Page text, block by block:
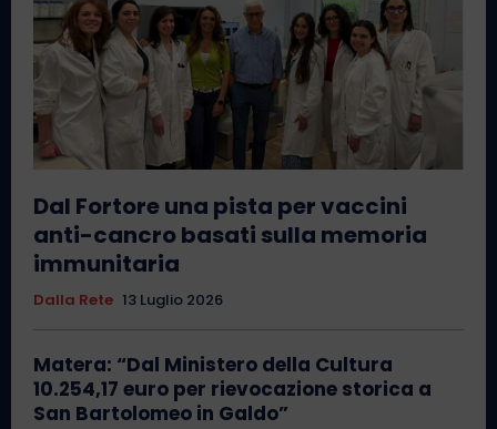
Dal Fortore una pista per vaccini
anti-cancro basati sulla memoria
immunitaria
Dalla Rete 13 Luglio 2026
Matera: “Dal Ministero della Cultura
10.254,17 euro per rievocazione storica a
San Bartolomeo in Galdo”